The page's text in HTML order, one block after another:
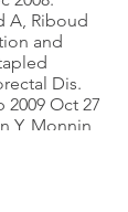
A, Riboud
and
Dis.
2009 Oct 27
Y, Monnin